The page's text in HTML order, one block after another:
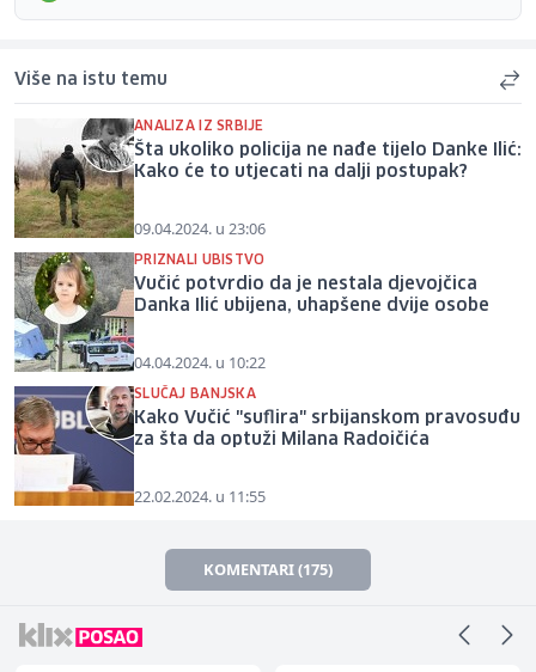
Više na istu temu
ANALIZA IZ SRBIJE
Šta ukoliko policija ne nađe tijelo Danke Ilić:
Kako će to utjecati na dalji postupak?
09.04.2024. u 23:06
PRIZNALI UBISTVO
Vučić potvrdio da je nestala djevojčica
Danka Ilić ubijena, uhapšene dvije osobe
04.04.2024. u 10:22
SLUČAJ BANJSKA
Kako Vučić "suflira" srbijanskom pravosuđu
za šta da optuži Milana Radoičića
22.02.2024. u 11:55
KOMENTARI (175)